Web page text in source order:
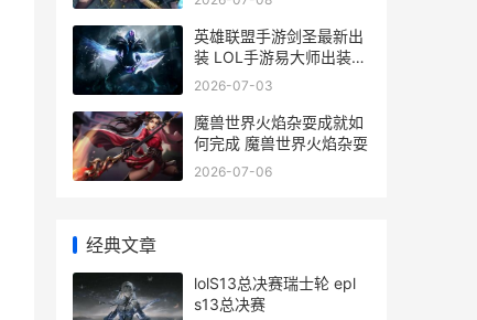
英雄联盟手游剑圣最新出
装 LOL手游易大师出装推
荐
2026-07-03
魔兽世界火焰杂耍成就如
何完成 魔兽世界火焰杂耍
2026-07-06
经典文章
lolS13总决赛瑞士轮 epl
s13总决赛